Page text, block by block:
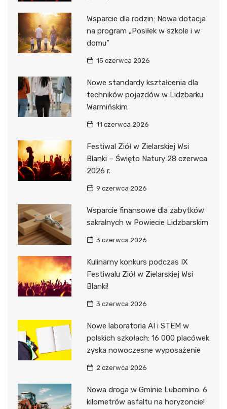
Wsparcie dla rodzin: Nowa dotacja
na program „Posiłek w szkole i w
domu”
15 czerwca 2026
Nowe standardy kształcenia dla
techników pojazdów w Lidzbarku
Warmińskim
11 czerwca 2026
Festiwal Ziół w Zielarskiej Wsi
Blanki – Święto Natury 28 czerwca
2026 r.
9 czerwca 2026
Wsparcie finansowe dla zabytków
sakralnych w Powiecie Lidzbarskim
3 czerwca 2026
Kulinarny konkurs podczas IX
Festiwalu Ziół w Zielarskiej Wsi
Blanki!
3 czerwca 2026
Nowe laboratoria AI i STEM w
polskich szkołach: 16 000 placówek
zyska nowoczesne wyposażenie
2 czerwca 2026
Nowa droga w Gminie Lubomino: 6
kilometrów asfaltu na horyzoncie!